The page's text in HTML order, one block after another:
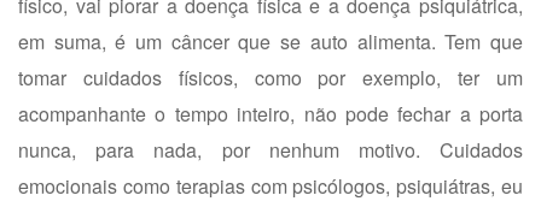
em suma, é um câncer que se auto alimenta. Tem que
tomar cuidados físicos, como por exemplo, ter um
acompanhante o tempo inteiro, não pode fechar a porta
nunca, para nada, por nenhum motivo. Cuidados
emocionais como terapias com psicólogos, psiquiátras, eu